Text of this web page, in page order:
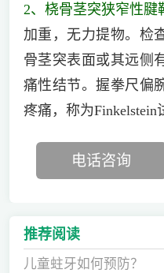
2、桡骨茎突狭窄性腱
加重，无力提物。检
骨茎突表面或其远侧
痛性结节。握拳尺偏
疼痛，称为Finkelstein
电话咨询
推荐阅读
儿童蛀牙如何预防？